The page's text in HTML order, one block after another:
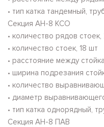
• тип катка тандемный,
Секция АН-8 КСО
• количество рядов
• количество стоек, 18 шт
• расстояние между
• ширина подрезания
• количество
• диаметр
• тип катка однорядный,
Секция АН-8 ПАВ